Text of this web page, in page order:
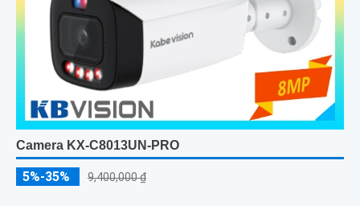
Camera KX-C8013UN-PRO
5%-35% 9,400,000 ₫